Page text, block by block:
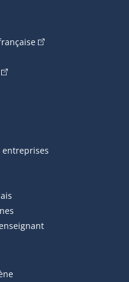
(Cet hyperlien
hyperlien externe s'ouvrira
hyperlien externe
externe s'ouvrira dans une
externe s'ouvrira